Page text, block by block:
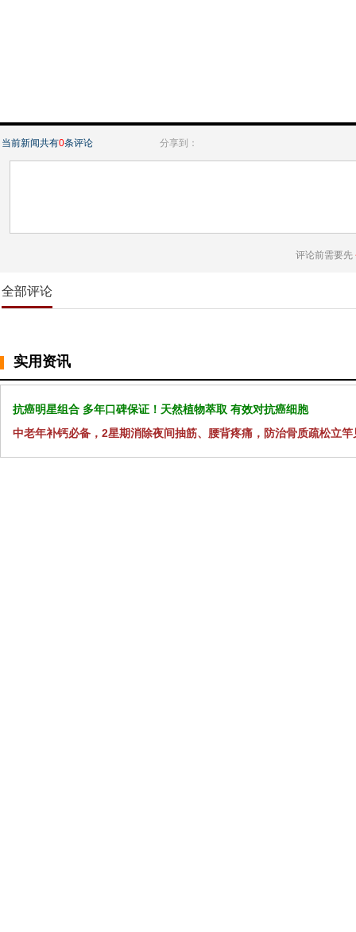
当前新闻共有0条评论 分享到：
评论前需要先
全部评论
实用资讯
抗癌明星组合 多年口碑保证！天然植物萃取 有效对抗癌细胞
中老年补钙必备，2星期消除夜间抽筋、腰背疼痛，防治骨质疏松立竿